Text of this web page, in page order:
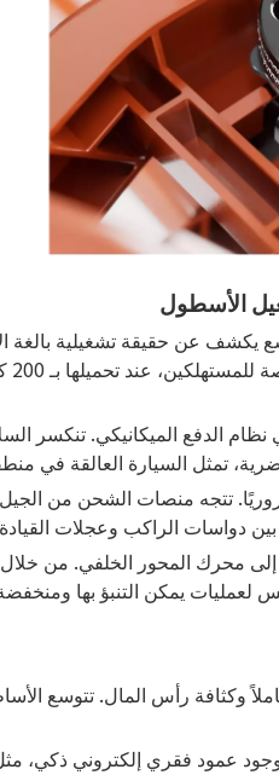
الأسطول
يكشف عن حقيقة تشغيلية بالغة
نظام الدفع الميكانيكي. تنكسر
السيارة العالقة في
تتجه منصات الشحن من الجيل
بين دواسات الراكب وعجلات
لعمليات يمكن التنبؤ بها
وكثافة رأس المال. تتوسع